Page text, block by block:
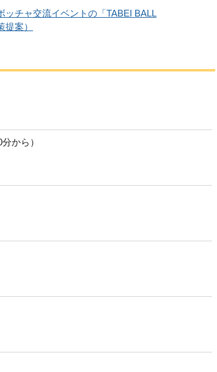
チャ交流イベントの「TABEI BALL
案）
から）